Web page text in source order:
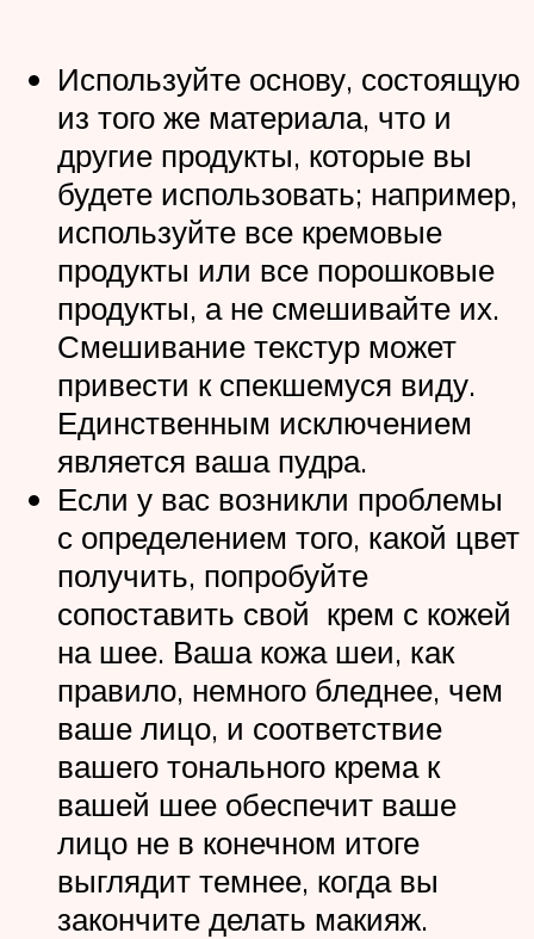
Используйте основу, состоящую
из того же материала, что и
другие продукты, которые вы
будете использовать; например,
используйте все кремовые
продукты или все порошковые
продукты, а не смешивайте их.
Смешивание текстур может
привести к спекшемуся виду.
Единственным исключением
является ваша пудра.
Если у вас возникли проблемы
с определением того, какой цвет
получить, попробуйте
сопоставить свой крем с кожей
на шее. Ваша кожа шеи, как
правило, немного бледнее, чем
ваше лицо, и соответствие
вашего тонального крема к
вашей шее обеспечит ваше
лицо не в конечном итоге
выглядит темнее, когда вы
закончите делать макияж.